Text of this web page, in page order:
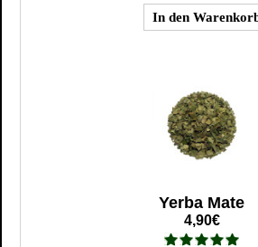
Yerba Mate
4,90€